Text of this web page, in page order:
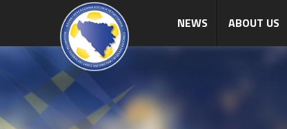
NEWS ABOUT US